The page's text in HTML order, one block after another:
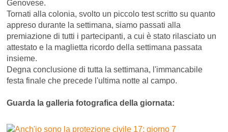
Genovese.
Tornati alla colonia, svolto un piccolo test scritto su quanto
appreso durante la settimana, siamo passati alla
premiazione di tutti i partecipanti, a cui è stato rilasciato un
attestato e la maglietta ricordo della settimana passata
insieme.
Degna conclusione di tutta la settimana, l'immancabile
festa finale che precede l'ultima notte al campo.
Guarda la galleria fotografica della giornata: